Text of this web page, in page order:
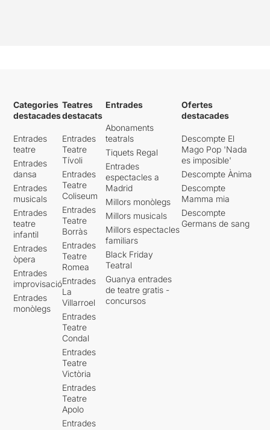
Categories
destacades
Entrades
teatre
Entrades
dansa
Entrades
musicals
Entrades
teatre
infantil
Entrades
òpera
Entrades
improvisació
Entrades
monòlegs
Teatres
destacats
Entrades
Teatre
Tívoli
Entrades
Teatre
Coliseum
Entrades
Teatre
Borràs
Entrades
Teatre
Romea
Entrades
La
Villarroel
Entrades
Teatre
Condal
Entrades
Teatre
Victòria
Entrades
Teatre
Apolo
Entrades
Entrades
Abonaments
teatrals
Tiquets Regal
Entrades
espectacles a
Madrid
Millors monòlegs
Millors musicals
Millors espectacles
familiars
Black Friday
Teatral
Guanya entrades
de teatre gratis -
concursos
Ofertes
destacades
Descompte El
Mago Pop 'Nada
es imposible'
Descompte Ànima
Descompte
Mamma mia
Descompte
Germans de sang